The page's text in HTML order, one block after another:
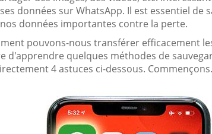
données sur WhatsApp. Il est essentiel de
données importantes contre la perte.
pouvons-nous transférer efficacement
d'apprendre quelques méthodes de
4 astuces ci-dessous. Commençons.